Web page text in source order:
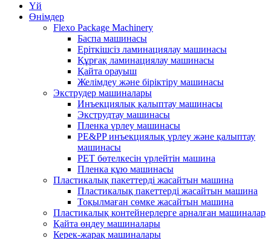
Үй
Өнімдер
Flexo Package Machinery
Баспа машинасы
Еріткішсіз ламинациялау машинасы
Құрғақ ламинациялау машинасы
Қайта орауыш
Желімдеу және біріктіру машинасы
Экструдер машиналары
Инъекциялық қалыптау машинасы
Экструдтау машинасы
Пленка үрлеу машинасы
PE&PP инъекциялық үрлеу және қалыптау
машинасы
PET бөтелкесін үрлейтін машина
Пленка құю машинасы
Пластикалық пакеттерді жасайтын машина
Пластикалық пакеттерді жасайтын машина
Тоқылмаған сөмке жасайтын машина
Пластикалық контейнерлерге арналған машиналар
Қайта өңдеу машиналары
Керек-жарақ машиналары